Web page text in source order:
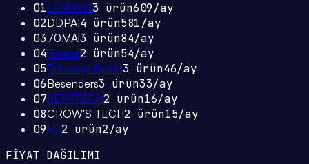
01LENOVO3 ürün609/ay
02DDPAI4 ürün581/ay
0370MAİ3 ürün84/ay
04Torima2 ürün54/ay
05Teknoloji Gelsin3 ürün46/ay
06Besenders3 ürün33/ay
07SEYUTECH2 ürün16/ay
08CROW'S TECH2 ürün15/ay
09HP2 ürün2/ay
FİYAT DAĞILIMI